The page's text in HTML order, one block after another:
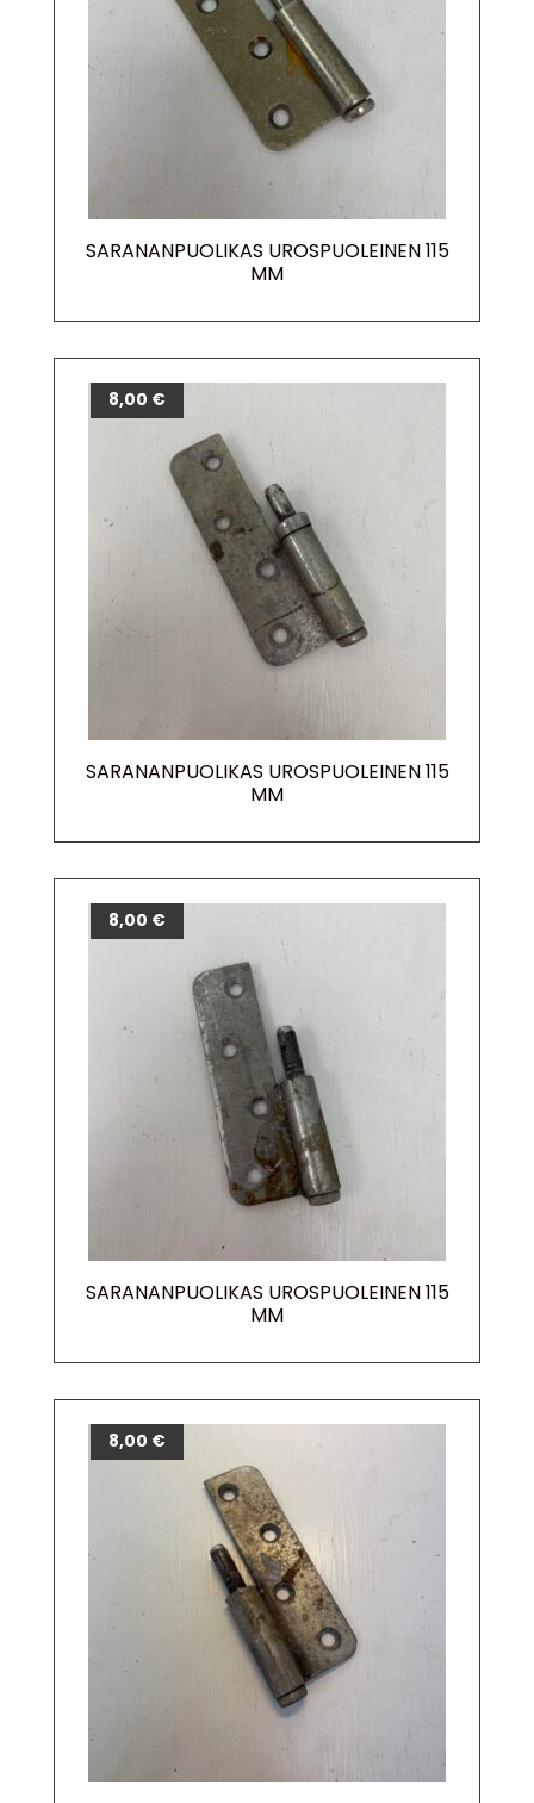
SARANANPUOLIKAS UROSPUOLEINEN 115
MM
SARANANPUOLIKAS UROSPUOLEINEN 115
MM
8,00 €
SARANANPUOLIKAS UROSPUOLEINEN 115
MM
8,00 €
8,00 €